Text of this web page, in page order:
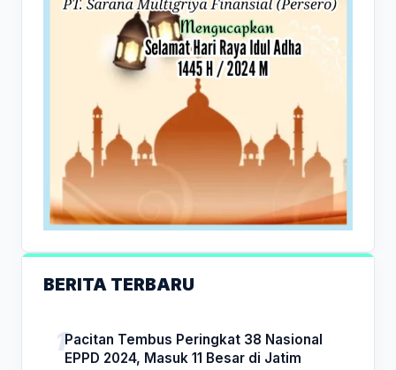
BERITA TERBARU
Pacitan Tembus Peringkat 38 Nasional
EPPD 2024, Masuk 11 Besar di Jatim